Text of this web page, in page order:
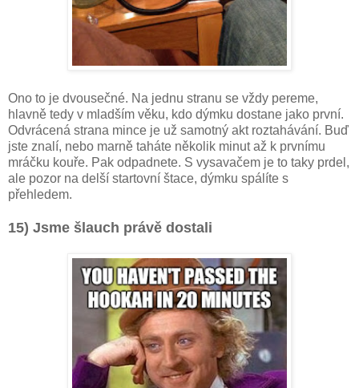
Ono to je dvousečné. Na jednu stranu se vždy pereme,
hlavně tedy v mladším věku, kdo dýmku dostane jako první.
Odvrácená strana mince je už samotný akt roztahávání. Buď
jste znalí, nebo marně taháte několik minut až k prvnímu
mráčku kouře. Pak odpadnete. S vysavačem je to taky prdel,
ale pozor na delší startovní štace, dýmku spálíte s
přehledem.
15) Jsme šlauch právě dostali